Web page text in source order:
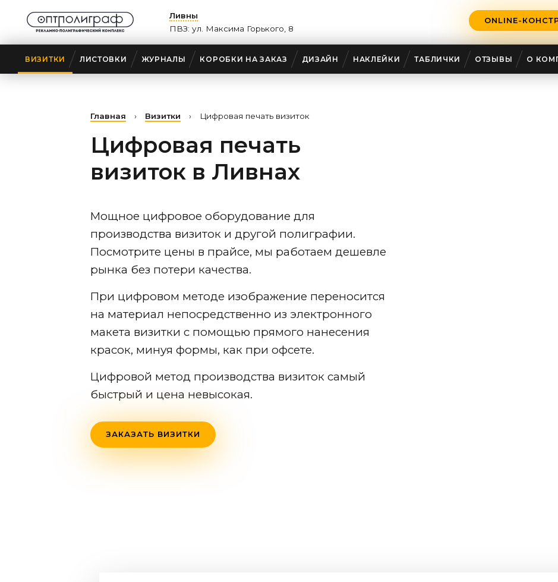
Ливны
ПВЗ: ул. Максима Горького, 8
ONLINE-
ВИЗИТКИ ЛИСТОВКИ ЖУРНАЛЫ КОРОБКИ НА ЗАКАЗ ДИЗАЙН НАКЛЕЙКИ ТАБЛИЧКИ ОТЗЫВЫ О
Главная › Визитки › Цифровая печать визиток
Цифровая печать
визиток в Ливнах
Мощное цифровое оборудование для
производства визиток и другой полиграфии.
Посмотрите цены в прайсе, мы работаем дешевле
рынка без потери качества.
При цифровом методе изображение переносится
на материал непосредственно из электронного
макета визитки с помощью прямого нанесения
красок, минуя формы, как при офсете.
Цифровой метод производства визиток самый
быстрый и цена невысокая.
ЗАКАЗАТЬ ВИЗИТКИ